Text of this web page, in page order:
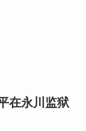
在永川监狱